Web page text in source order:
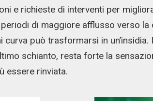
e richieste di interventi per
di maggiore afflusso verso
può trasformarsi in un’insidia.
schianto, resta forte la
essere rinviata.